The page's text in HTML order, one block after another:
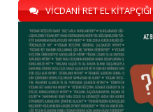
VİCDANİ RET EL